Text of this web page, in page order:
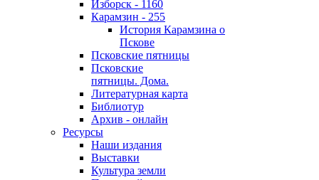
Изборск - 1160
Карамзин - 255
История Карамзина о
Пскове
Псковские пятницы
Псковские
пятницы. Дома.
Литературная карта
Библиотур
Архив - онлайн
Ресурсы
Наши издания
Выставки
Культура земли